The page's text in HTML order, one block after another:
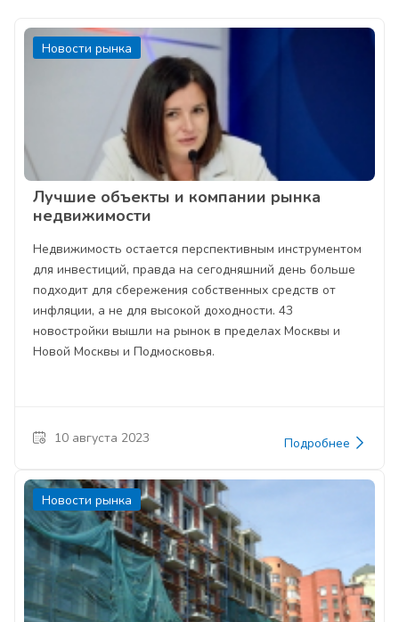
Новости рынка
Лучшие объекты и компании рынка
недвижимости
Недвижимость остается перспективным инструментом
для инвестиций, правда на сегодняшний день больше
подходит для сбережения собственных средств от
инфляции, а не для высокой доходности. 43
новостройки вышли на рынок в пределах Москвы и
Новой Москвы и Подмосковья.
10 августа 2023 Подробнее
Новости рынка